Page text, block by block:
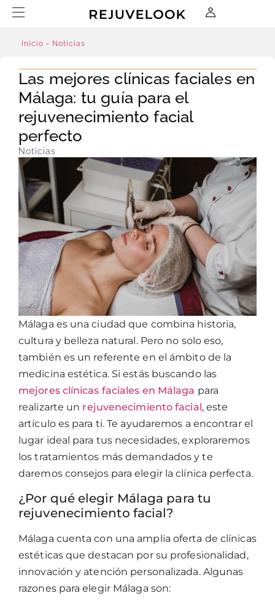
Inicio - Noticias
Las mejores clínicas faciales en
Málaga: tu guía para el
rejuvenecimiento facial
perfecto
Noticias
Málaga es una ciudad que combina historia,
cultura y belleza natural. Pero no solo eso,
también es un referente en el ámbito de la
medicina estética. Si estás buscando las
mejores clínicas faciales en Málaga para
realizarte un rejuvenecimiento facial, este
artículo es para ti. Te ayudaremos a encontrar el
lugar ideal para tus necesidades, exploraremos
los tratamientos más demandados y te
daremos consejos para elegir la clínica perfecta.
¿Por qué elegir Málaga para tu
rejuvenecimiento facial?
Málaga cuenta con una amplia oferta de clínicas
estéticas que destacan por su profesionalidad,
innovación y atención personalizada. Algunas
razones para elegir Málaga son: